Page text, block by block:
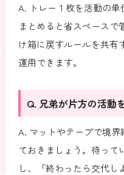
A. トレー１枚を活動の
まとめると省スペース
け箱に戻すルールを共有
運用できます。
Q. 兄弟が片方の活動
A. マットやテープで境
ておきましょう。待って
し、「終わったら交代し